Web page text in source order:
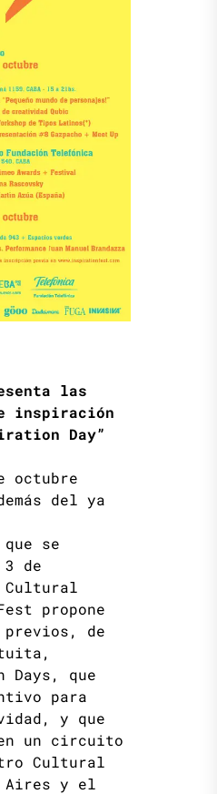
las
inspiración
Day”
octubre
del ya
se
de
Cultural
propone
de
Days, que
para
y que
un circuito
Cultural
Aires y el